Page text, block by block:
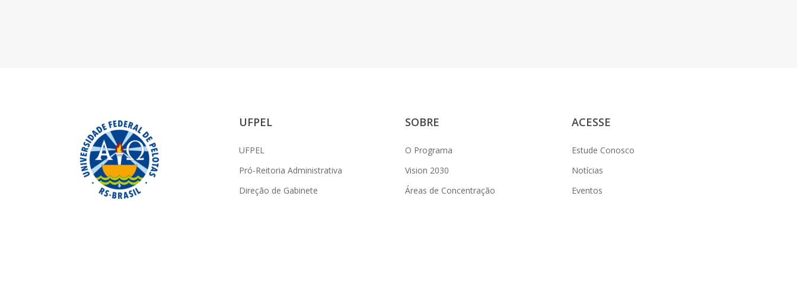
UFPEL
UFPEL
Pró-Reitoria Administrativa
Direção de Gabinete
SOBRE
O Programa
Vision 2030
Áreas de Concentração
ACESSE
Estude Conosco
Notícias
Eventos